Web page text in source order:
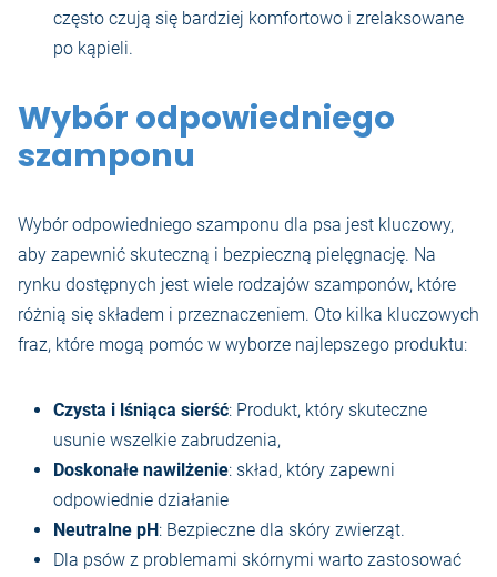
często czują się bardziej komfortowo i zrelaksowane
po kąpieli.
Wybór odpowiedniego
szamponu
Wybór odpowiedniego szamponu dla psa jest kluczowy,
aby zapewnić skuteczną i bezpieczną pielęgnację. Na
rynku dostępnych jest wiele rodzajów szamponów, które
różnią się składem i przeznaczeniem. Oto kilka kluczowych
fraz, które mogą pomóc w wyborze najlepszego produktu:
Czysta i lśniąca sierść: Produkt, który skuteczne
usunie wszelkie zabrudzenia,
Doskonałe nawilżenie: skład, który zapewni
odpowiednie działanie
Neutralne pH: Bezpieczne dla skóry zwierząt.
Dla psów z problemami skórnymi warto zastosować